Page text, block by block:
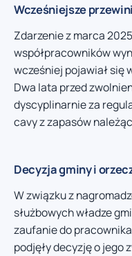
Wcześniejsze
Zdarzenie z marca
współpracowników
wcześniej pojawiał się
Dwa lata przed
dyscyplinarnie za
cavy z zapasów
Decyzja gminy i
W związku z
służbowych władze
zaufanie do
podjęły decyzję o jego